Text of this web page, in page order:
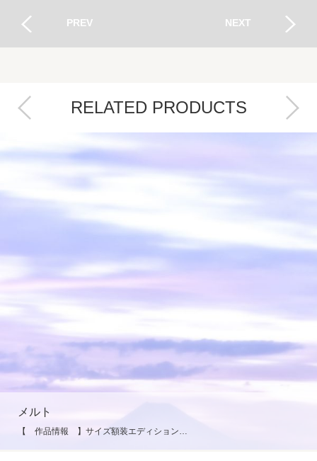
PREV NEXT
RELATED PRODUCTS
メルト
【 作品情報 】サイズ額装エディション…
Next